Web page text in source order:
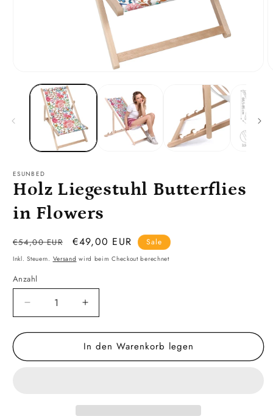
ESUNBED
Holz Liegestuhl Butterflies
in Flowers
Normaler
Preis
€54,00 EUR Verkaufspreis
€49,00 EUR Sale
Inkl. Steuern. Versand wird beim Checkout berechnet
Anzahl
Verringere
die
Menge
Holz
Erhöhe
die
Menge
für
Holz
In den Warenkorb legen